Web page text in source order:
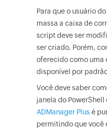
Para que o usuário
massa a caixa de
script deve ser
ser criado. Porém,
oferecido como uma
disponível por
Você deve saber
janela do
ADManager Plus é
permitindo que você